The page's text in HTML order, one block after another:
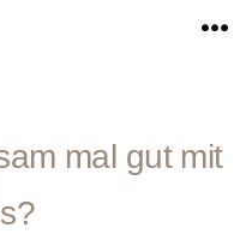
mal gut mit